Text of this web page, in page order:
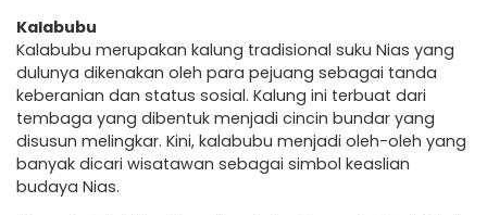
Kalabubu
Kalabubu merupakan kalung tradisional suku Nias yang
dulunya dikenakan oleh para pejuang sebagai tanda
keberanian dan status sosial. Kalung ini terbuat dari
tembaga yang dibentuk menjadi cincin bundar yang
disusun melingkar. Kini, kalabubu menjadi oleh-oleh yang
banyak dicari wisatawan sebagai simbol keaslian
budaya Nias.